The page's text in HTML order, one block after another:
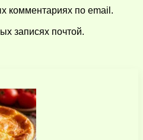
комментариях по email.
записях почтой.